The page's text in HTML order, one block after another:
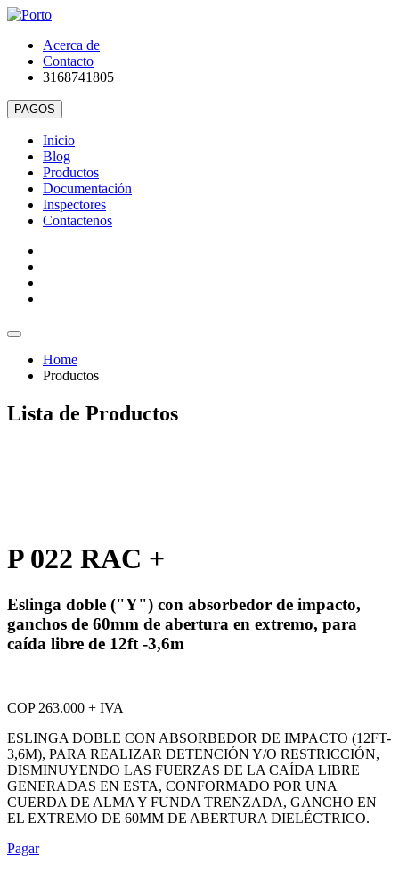
Acerca de
Contacto
3168741805
Inicio
Blog
Productos
Documentación
Inspectores
Contactenos
Home
Productos
Lista de Productos
P 022 RAC +
Eslinga doble ("Y") con absorbedor de impacto,
ganchos de 60mm de abertura en extremo, para
caída libre de 12ft -3,6m
COP 263.000 + IVA
ESLINGA DOBLE CON ABSORBEDOR DE IMPACTO (12FT-
3,6M), PARA REALIZAR DETENCIÓN Y/O RESTRICCIÓN,
DISMINUYENDO LAS FUERZAS DE LA CAÍDA LIBRE
GENERADAS EN ESTA, CONFORMADO POR UNA
CUERDA DE ALMA Y FUNDA TRENZADA, GANCHO EN
EL EXTREMO DE 60MM DE ABERTURA DIELÉCTRICO.
Pagar